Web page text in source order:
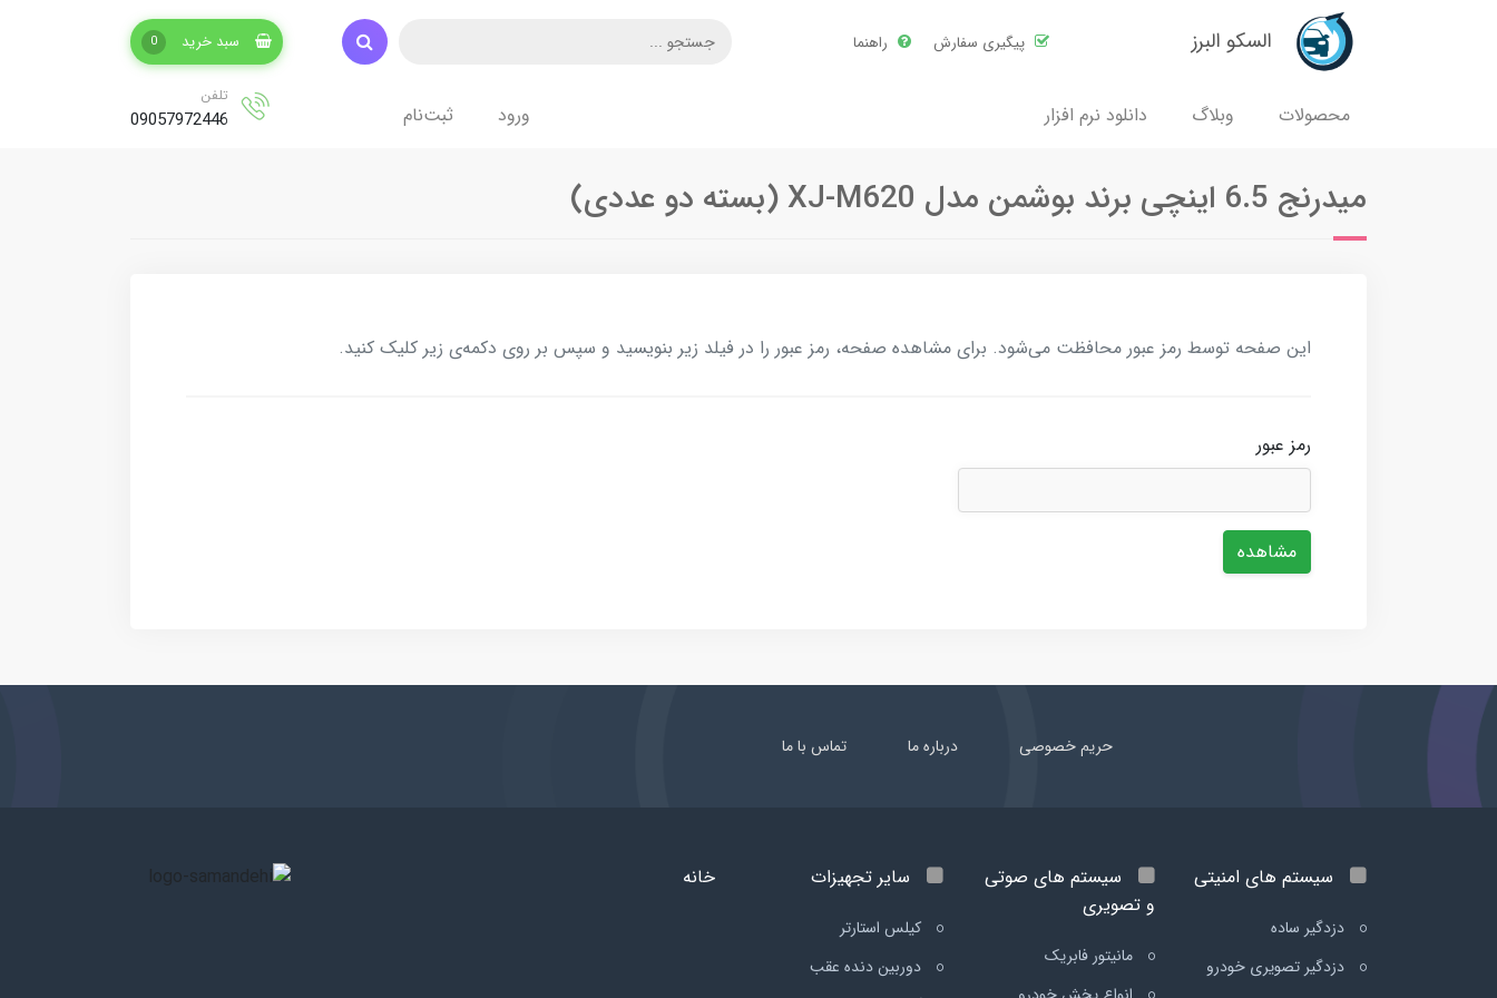
السکو البرز پیگیری سفارش راهنما سبد خرید 0
محصولات وبلاگ دانلود نرم افزار ورود ثبت‌نام
تلفن
09057972446
میدرنج 6.5 اینچی برند بوشمن مدل XJ-M620 (بسته دو عددی)
این صفحه توسط رمز عبور محافظت می‌شود. برای مشاهده صفحه، رمز عبور را در فیلد زیر بنویسید و سپس بر روی دکمه‌ی زیر کلیک کنید.
رمز عبور
مشاهده
حریم خصوصی درباره ما تماس با ما
سیستم های امنیتی
دزدگیر ساده
دزدگیر تصویری خودرو
سیستم های صوتی
و تصویری
مانیتور فابریک
سایر تجهیزات
کیلس استارتر
دوربین دنده عقب
خانه